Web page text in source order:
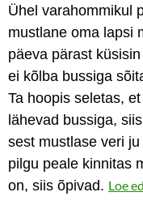
Ühel varahommikul
mustlane oma lapsi
päeva pärast
ei kõlba bussiga
Ta hoopis seletas,
lähevad bussiga,
sest mustlase veri
pilgu peale kinnitas
on, siis õpivad. Loe